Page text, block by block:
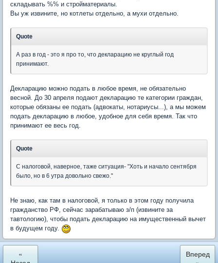
складывать %% и стройматериалы.
Вы уж извините, но котлеты отдельно, а мухи отдельно.
Quote
А раз в год - это я про то, что декларацию не круглый год
принимают.
Декларацию можно подать в любое время, не обязательно
весной. До 30 апреля подают декларацию те категории граждан,
которые обязаны ее подать (адвокаты, нотариусы...), а мы можем
подать декларацию в любое, удобное для себя время. Так что
принимают ее весь год.
Quote
С налоговой, наверное, таже ситуация- "Хоть и начало сентября
было, но в 6 утра довольно свежо."
Не знаю, как там в налоговой, я только в этом году получила
гражданство РФ, сейчас зарабатываю з/п (извините за
тавтологию), чтобы подать декларацию на имущественный вычет
в будущем году.
«
Вперед